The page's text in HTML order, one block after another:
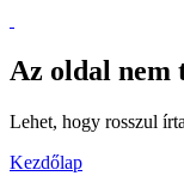
Az oldal nem
Lehet, hogy rosszul
Kezdőlap